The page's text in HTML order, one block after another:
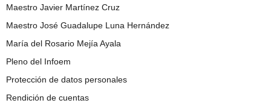
Maestro Javier Martínez Cruz
Maestro José Guadalupe Luna Hernández
María del Rosario Mejía Ayala
Pleno del Infoem
Protección de datos personales
Rendición de cuentas